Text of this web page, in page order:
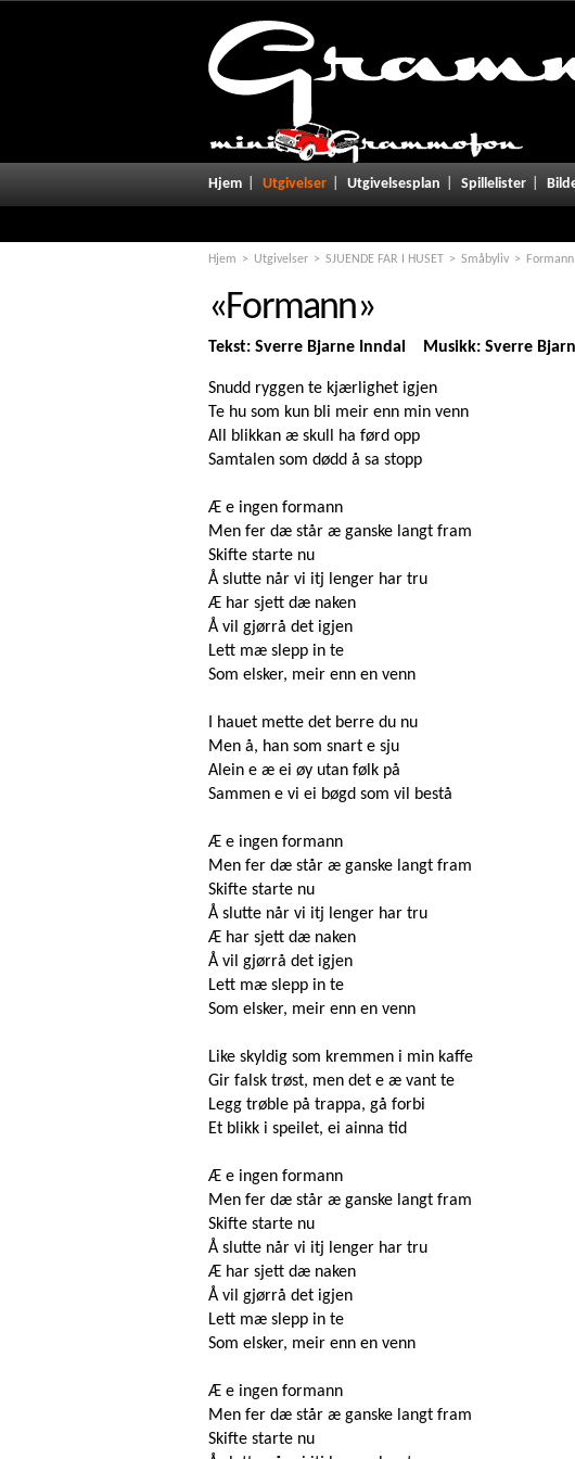
: Undefined variable: promo in/home/grammofo/public_html/utgivelser/
Hjem Utgivelser Utgivelsesplan Spillelister
Hjem Utgivelser SJUENDE FAR I HUSET Småbyliv Formann
«Formann»
Tekst: Sverre Bjarne Inndal Musikk: Sverre
Snudd ryggen te kjærlighet igjen
Te hu som kun bli meir enn min venn
All blikkan æ skull ha førd opp
Samtalen som dødd å sa stopp
Æ e ingen formann
Men fer dæ står æ ganske langt fram
Skifte starte nu
Å slutte når vi itj lenger har tru
Æ har sjett dæ naken
Å vil gjørrå det igjen
Lett mæ slepp in te
Som elsker, meir enn en venn
I hauet mette det berre du nu
Men å, han som snart e sju
Alein e æ ei øy utan følk på
Sammen e vi ei bøgd som vil bestå
Æ e ingen formann
Men fer dæ står æ ganske langt fram
Skifte starte nu
Å slutte når vi itj lenger har tru
Æ har sjett dæ naken
Å vil gjørrå det igjen
Lett mæ slepp in te
Som elsker, meir enn en venn
Like skyldig som kremmen i min kaffe
Gir falsk trøst, men det e æ vant te
Legg trøble på trappa, gå forbi
Et blikk i speilet, ei ainna tid
Æ e ingen formann
Men fer dæ står æ ganske langt fram
Skifte starte nu
Å slutte når vi itj lenger har tru
Æ har sjett dæ naken
Å vil gjørrå det igjen
Lett mæ slepp in te
Som elsker, meir enn en venn
Æ e ingen formann
Men fer dæ står æ ganske langt fram
Skifte starte nu